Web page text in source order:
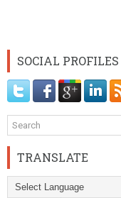
SOCIAL PROFILES
TRANSLATE